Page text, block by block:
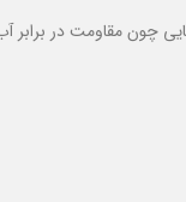
چون مقاومت در برابر